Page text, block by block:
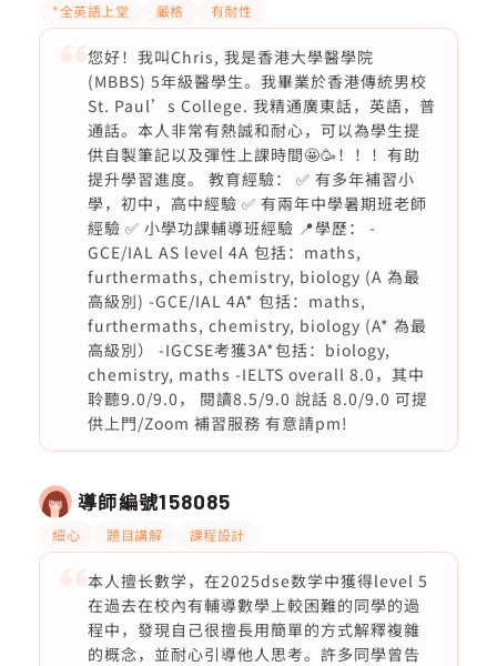
*全英語上堂 嚴格 有耐性
您好！我叫Chris, 我是香港大學醫學院
(MBBS) 5年級醫學生。我畢業於香港傳統男校
St. Paul’s College. 我精通廣東話，英語，普
通話。本人非常有熱誠和耐心，可以為學生提
供自製筆記以及彈性上課時間🤩🥳！！！有助
提升學習進度。 教育經驗： ✅ 有多年補習小
學，初中，高中經驗 ✅ 有兩年中學暑期班老師
經驗 ✅ 小學功課輔導班經驗 📍學歷： -
GCE/IAL AS level 4A 包括：maths,
furthermaths, chemistry, biology (A 為最
高級別) -GCE/IAL 4A* 包括：maths,
furthermaths, chemistry, biology (A* 為最
高級別） -IGCSE考獲3A*包括：biology,
chemistry, maths -IELTS overall 8.0，其中
聆聽9.0/9.0， 閱讀8.5/9.0 說話 8.0/9.0 可提
供上門/Zoom 補習服務 有意請pm!
導師編號158085
細心 題目講解 課程設計
本人擅长數学，在2025dse数学中獲得level 5
在過去在校內有輔導數學上較困難的同學的過
程中，發現自己很擅長用簡單的方式解釋複雜
的概念，並耐心引導他人思考。許多同學曾告